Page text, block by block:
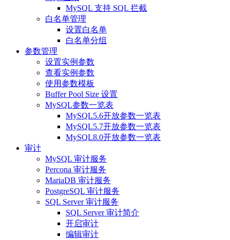
MySQL 支持 SQL 拦截
白名单管理
设置白名单
白名单分组
参数管理
设置实例参数
查看实例参数
使用参数模板
Buffer Pool Size 设置
MySQL参数一览表
MySQL5.6开放参数一览表
MySQL5.7开放参数一览表
MySQL8.0开放参数一览表
审计
MySQL 审计服务
Percona 审计服务
MariaDB 审计服务
PostgreSQL 审计服务
SQL Server 审计服务
SQL Server 审计简介
开启审计
编辑审计